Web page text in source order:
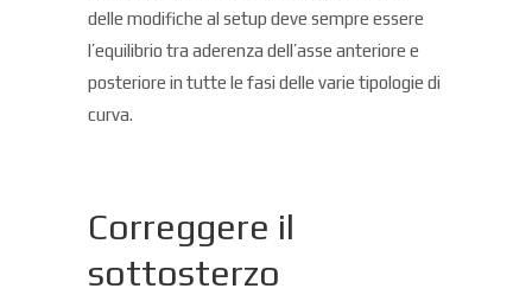
delle modifiche al setup deve sempre essere
l’equilibrio tra aderenza dell’asse anteriore e
posteriore in tutte le fasi delle varie tipologie di
curva.
Correggere il
sottosterzo